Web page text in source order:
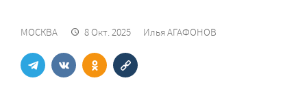
МОСКВА 8 Окт. 2025 Илья АГАФОНОВ